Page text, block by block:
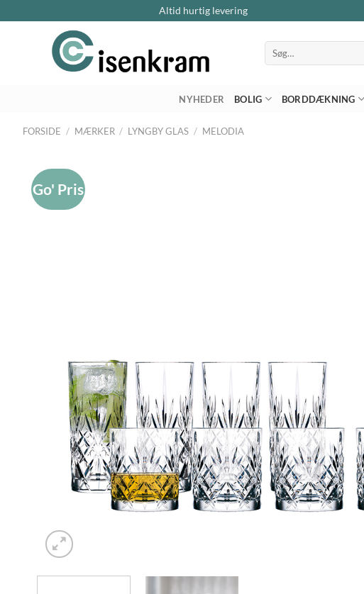
Altid hurtig levering
Søg
efter:
NYHEDER BOLIG BORDDÆKNING
FORSIDE / MÆRKER / LYNGBY GLAS / MELODIA
Go' Pris